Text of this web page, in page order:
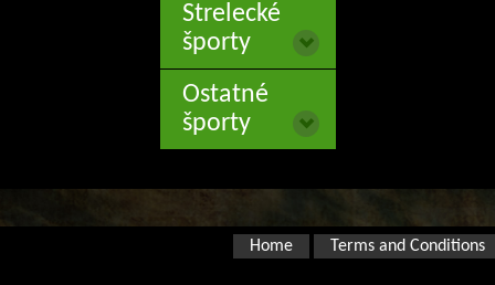
Strelecké
športy
Ostatné
športy
Home Terms and Conditions